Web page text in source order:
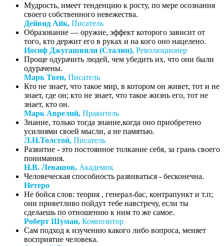
Мудрость, имеет тенденцию к росту, по мере осознания
своего собственного невежества.
Дейвид Айк, Писатель
Образование — оружие, эффект которого зависит от
того, кто держит его в руках и на кого оно нацелено.
Иосиф Джугашвили (Сталин), Революционер
Проще одурачить людей, чем убедить их, что они были
одурачены.
Марк Твен, Писатель
Кто не знает, что такое мир, в котором он живет, тот и не
знает, где он; кто не знает, что такое жизнь его, тот не
знает, кто он.
Марк Аврелий, Правитель
Знание, только тогда знание,когда оно приобретено
усилиями своей мысли, а не памятью.
Л.Н.Толстой, Писатель
Развитие - это постоянное толкание себя, за грань своего
понимания.
Н.В. Левашов, Академик
Человеческая способность развиваться - бесконечна.
Нетеро
Не бойся слов: теория , генерал-бас, контрапункт и т.п;
они приветливо пойдут тебе навстречу, если ты
сделаешь по отношению к ним то же самое.
Роберт Шуман, Композитор
Сам подход к изучению какого либо вопроса, меняет
восприятие человека.